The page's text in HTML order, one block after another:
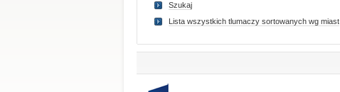
Szukaj
Lista wszystkich tlumaczy sortowanych wg miast